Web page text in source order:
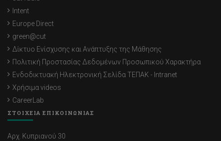
Intent
Europe Direct
green@cut
Δίκτυο Ενίσχυσης και Ανάπτυξης της Μάθησης
Πολιτική Προστασίας Δεδομένων Προσωπικού Χαρακτήρα
Ενδοδικτυακή Ηλεκτρονική Σελίδα ΤΕΠΑΚ - Intranet
Χρήσιμα videos
CareerLab
ΣΤΟΙΧΕΙΑ ΕΠΙΚΟΙΝΩΝΙΑΣ
Αρχ. Κυπριανού 30